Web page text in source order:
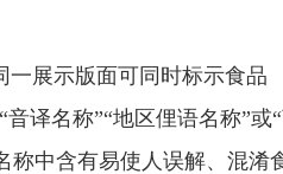
一展示版面可同时标示食品
音译名称”“地区俚语名称”或
称中含有易使人误解、混淆